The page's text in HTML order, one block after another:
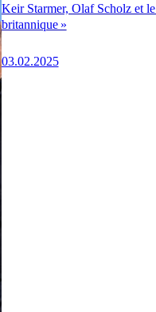
Keir Starmer, Olaf Scholz et
britannique »
03.02.2025